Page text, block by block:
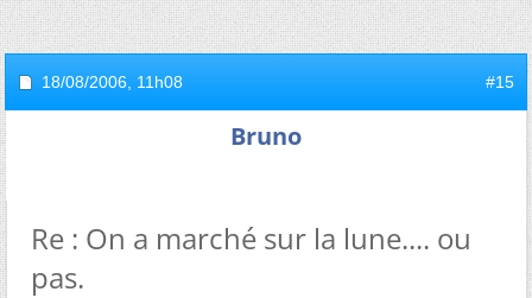
18/08/2006, 11h08 #15
Bruno
Re : On a marché sur la lune.... ou
pas.